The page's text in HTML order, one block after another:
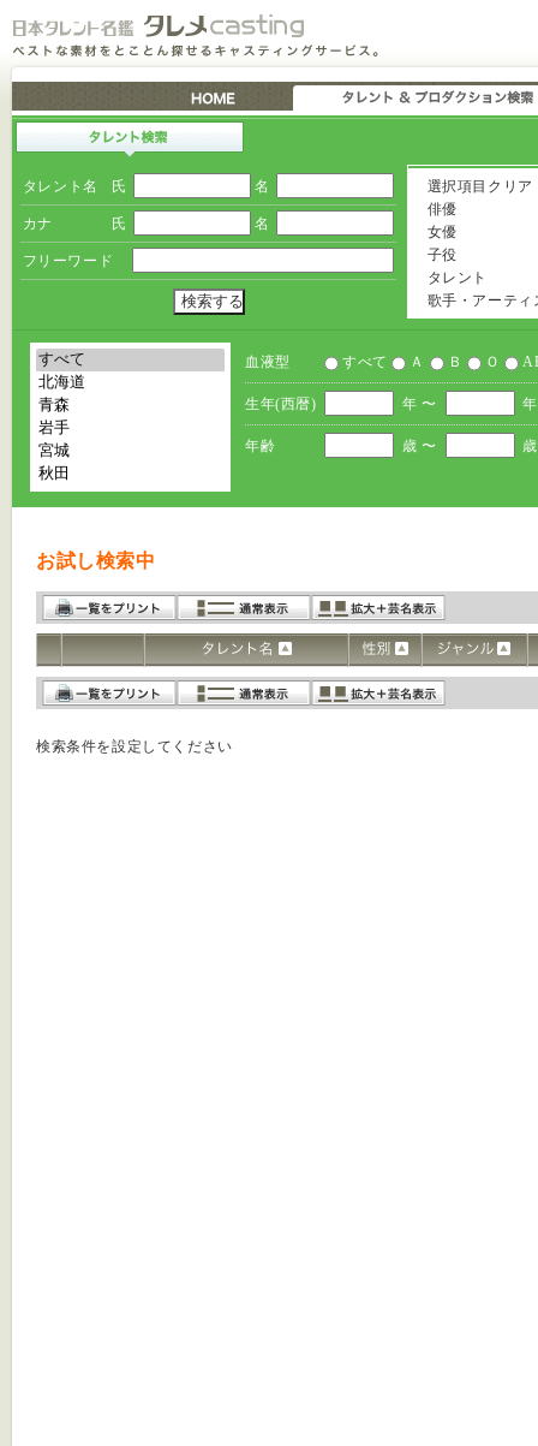
タレント名 氏 名
カナ 氏 名
フリーワード
選択項目クリア
俳優
女優
子役
タレント
歌手・アーティ
血液型 すべて Ａ Ｂ Ｏ
生年(西暦) 年 〜
年齢 歳 〜 歳
お試し検索中
検索条件を設定してください